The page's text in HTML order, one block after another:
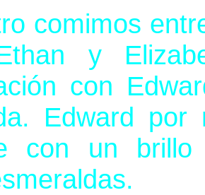
comimos
y
con
Edward por
con un